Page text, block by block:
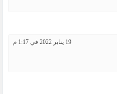
19 يناير 2022 في 1:17 م